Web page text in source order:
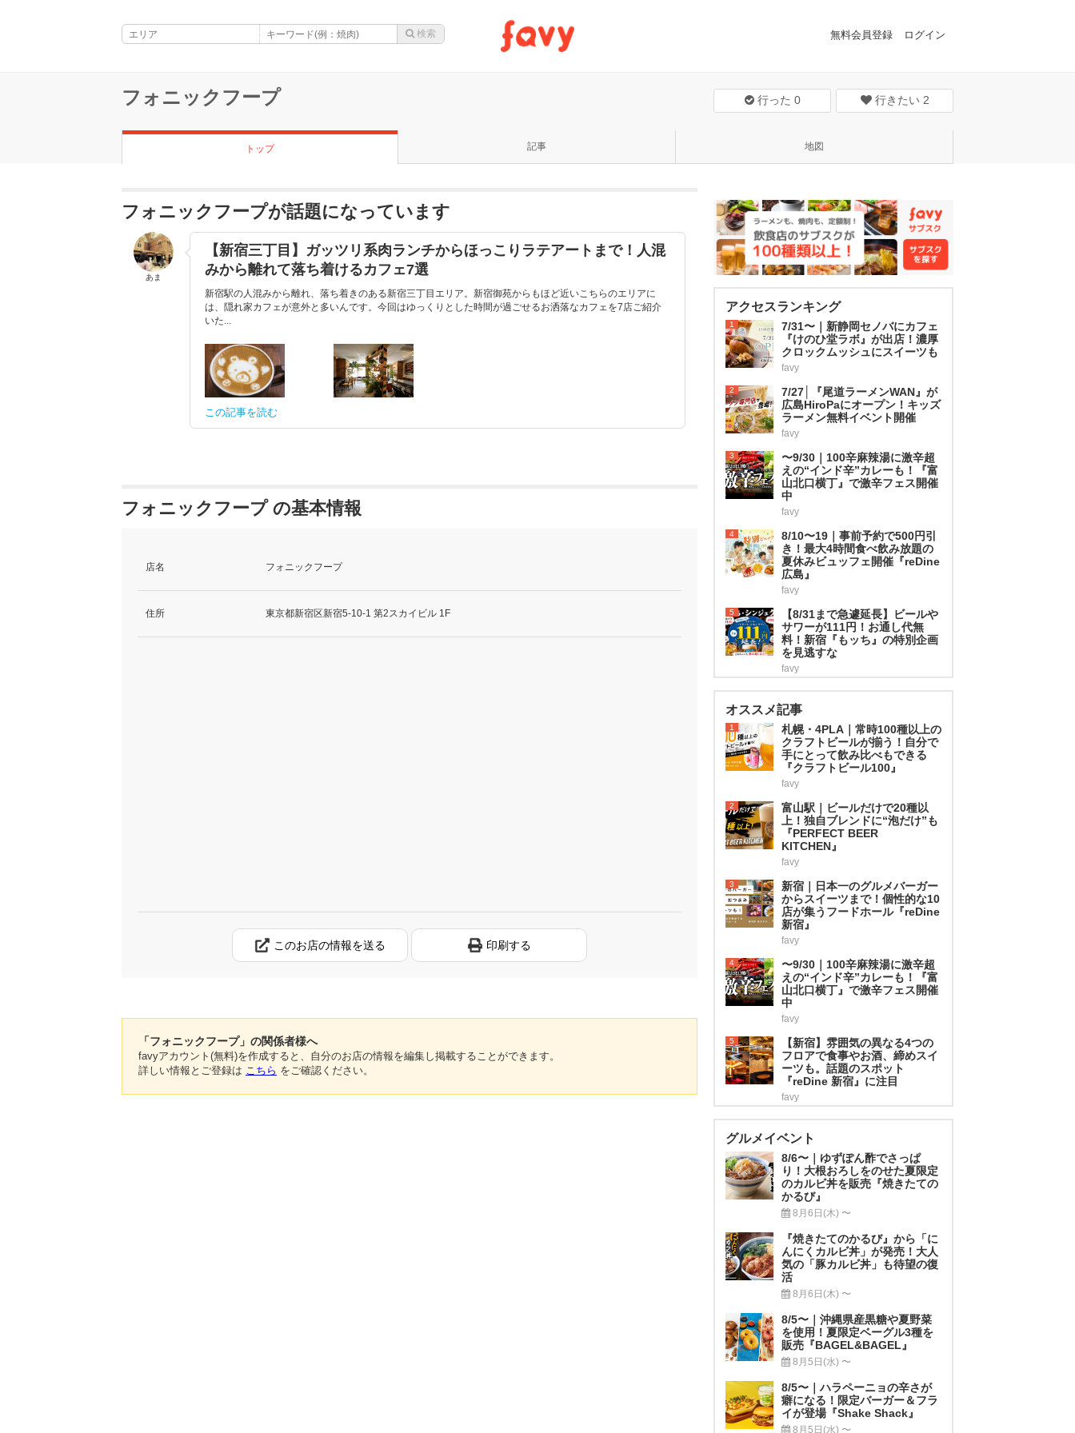
無料会員登録 ログイン
フォニックフープ 行った 0 行きたい 2
トップ 記事 地図
フォニックフープが話題になっています
あま
【新宿三丁目】ガッツリ系肉ランチからほっこりラテアートまで！人混
みから離れて落ち着けるカフェ7選
新宿駅の人混みから離れ、落ち着きのある新宿三丁目エリア。新宿御苑からもほど近いこちらのエリアに
は、隠れ家カフェが意外と多いんです。今回はゆっくりとした時間が過ごせるお洒落なカフェを7店ご紹介
いた...
この記事を読む
フォニックフープ の基本情報
店名 フォニックフープ
住所 東京都新宿区新宿5-10-1 第2スカイビル 1F
このお店の情報を送る 印刷する
「フォニックフープ」の関係者様へ
favyアカウント(無料)を作成すると、自分のお店の情報を編集し掲載することができます。
詳しい情報とご登録は こちら をご確認ください。
アクセスランキング
1
7/31〜｜新静岡セノバにカフェ
『けのひ堂ラボ』が出店！濃厚
クロックムッシュにスイーツも
favy
2
7/27│『尾道ラーメンWAN』が
広島HiroPaにオープン！キッズ
ラーメン無料イベント開催
favy
3
〜9/30｜100辛麻辣湯に激辛超
えの“インド辛”カレーも！『富
山北口横丁』で激辛フェス開催
中
favy
4
8/10〜19｜事前予約で500円引
き！最大4時間食べ飲み放題の
夏休みビュッフェ開催『reDine
広島』
favy
5
【8/31まで急遽延長】ビールや
サワーが111円！お通し代無
料！新宿『もッち』の特別企画
を見逃すな
favy
オススメ記事
1
札幌・4PLA｜常時100種以上の
クラフトビールが揃う！自分で
手にとって飲み比べもできる
『クラフトビール100』
favy
2
富山駅｜ビールだけで20種以
上！独自ブレンドに“泡だけ”も
『PERFECT BEER
KITCHEN』
favy
3
新宿｜日本一のグルメバーガー
からスイーツまで！個性的な10
店が集うフードホール『reDine
新宿』
favy
4
〜9/30｜100辛麻辣湯に激辛超
えの“インド辛”カレーも！『富
山北口横丁』で激辛フェス開催
中
favy
5
【新宿】雰囲気の異なる4つの
フロアで食事やお酒、締めスイ
ーツも。話題のスポット
『reDine 新宿』に注目
favy
グルメイベント
8/6〜｜ゆずぽん酢でさっぱ
り！大根おろしをのせた夏限定
のカルビ丼を販売『焼きたての
かるび』
8月6日(木) 〜
『焼きたてのかるび』から「に
んにくカルビ丼」が発売！大人
気の「豚カルビ丼」も待望の復
活
8月6日(木) 〜
8/5〜｜沖縄県産黒糖や夏野菜
を使用！夏限定ベーグル3種を
販売『BAGEL&BAGEL』
8月5日(水) 〜
8/5〜｜ハラペーニョの辛さが
癖になる！限定バーガー＆フラ
イが登場『Shake Shack』
8月5日(水) 〜